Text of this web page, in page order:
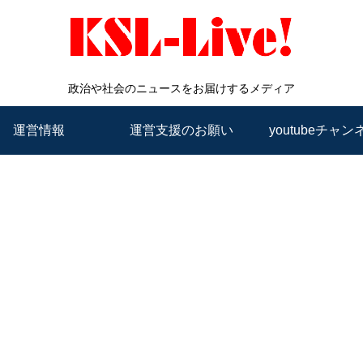
政治や社会のニュースをお届けするメディア
運営情報 運営支援のお願い youtubeチャン